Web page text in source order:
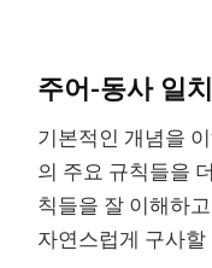
주어-동사 일
기본적인 개념을
의 주요 규칙들을
칙들을 잘 이해하
자연스럽게 구사